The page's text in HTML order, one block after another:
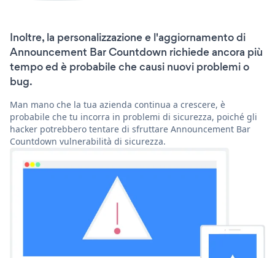
Inoltre, la personalizzazione e l'aggiornamento di
Announcement Bar Countdown richiede ancora più
tempo ed è probabile che causi nuovi problemi o
bug.
Man mano che la tua azienda continua a crescere, è
probabile che tu incorra in problemi di sicurezza, poiché gli
hacker potrebbero tentare di sfruttare Announcement Bar
Countdown vulnerabilità di sicurezza.